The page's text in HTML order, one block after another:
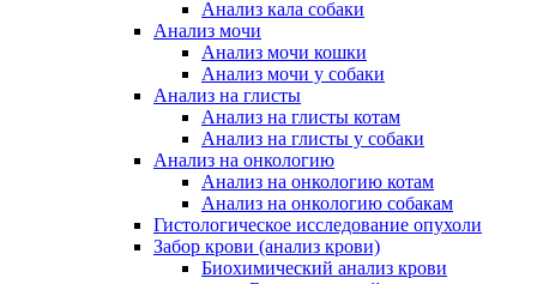
Анализ кала собаки
Анализ мочи
Анализ мочи кошки
Анализ мочи у собаки
Анализ на глисты
Анализ на глисты котам
Анализ на глисты у собаки
Анализ на онкологию
Анализ на онкологию котам
Анализ на онкологию собакам
Гистологическое исследование опухоли
Забор крови (анализ крови)
Биохимический анализ крови